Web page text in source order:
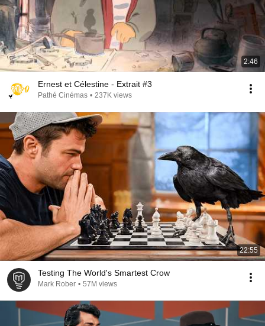
2:46
Ernest et Célestine - Extrait #3
Pathé Cinémas • 237K views
22:55
Testing The World's Smartest Crow
Mark Rober • 57M views